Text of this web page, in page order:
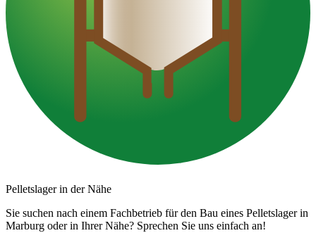
Pelletslager in der Nähe
Sie suchen nach einem Fachbetrieb für den Bau eines Pelletslager in
Marburg oder in Ihrer Nähe? Sprechen Sie uns einfach an!